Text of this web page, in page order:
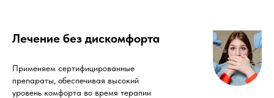
Лечение без дискомфорта
Применяем сертифицированные
препараты, обеспечивая высокий
уровень комфорта во время терапии